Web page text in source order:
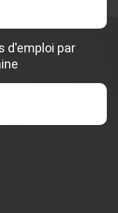
d'emploi par